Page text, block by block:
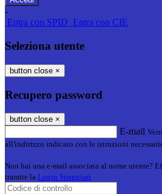
-
Entra con SPID Entra con CIE
Seleziona utente
button close ×
Recupero password
button close ×
E-mail
all'indirizzo indicato con le istruzioni
Non hai una e-mail associata al nome utente?
tramite la Login Spaggiari